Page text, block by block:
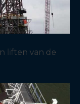
liften van de